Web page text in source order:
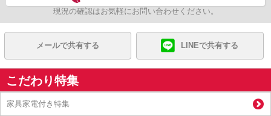
現況の確認はお気軽にお問い合わせください。
メールで共有する LINEで共有する
こだわり特集
家具家電付き特集